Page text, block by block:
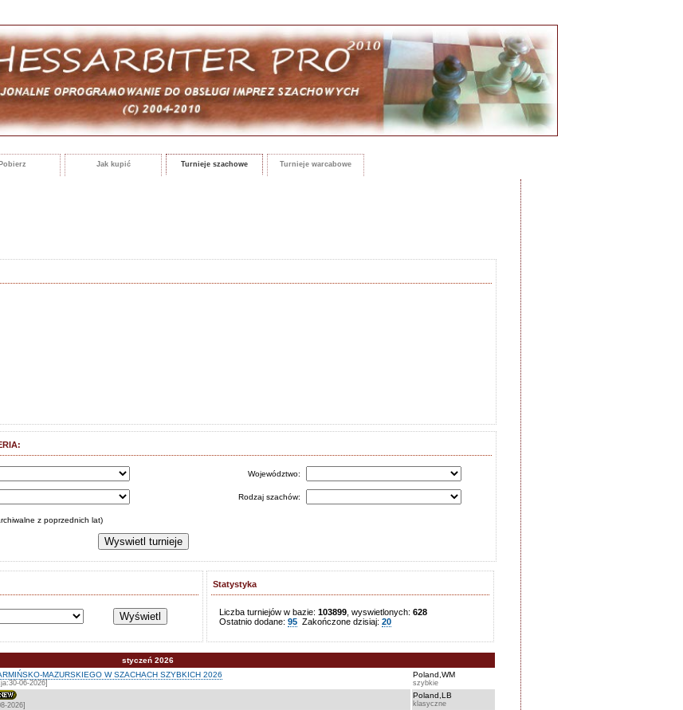
Pobierz Jak kupić Turnieje szachowe Turnieje warcabowe
Województwo:
Rodzaj szachów:
z poprzednich lat)
Statystyka
Liczba turniejów w bazie: 103899 , wyswietlonych: 628
Ostatnio dodane: 95 Zakończone dzisiaj: 20
styczeń 2026
MAZURSKIEGO W SZACHACH SZYBKICH 2026
06-2026]
Poland,WM
szybkie
2026]
Poland,LB
klasyczne